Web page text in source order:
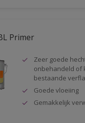
Primer
Zeer goede
onbehandeld of
bestaande
Goede vloeiing
Gemakkelijk